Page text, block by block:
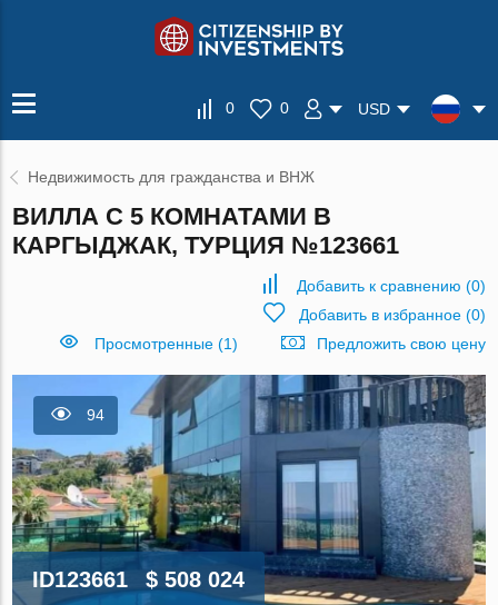
0 0 USD
Недвижимость для гражданства и ВНЖ
ВИЛЛА С 5 КОМНАТАМИ В
КАРГЫДЖАК, ТУРЦИЯ №123661
Добавить к сравнению (0)
Добавить в избранное(0)
Просмотренные (1)
Предложить свою цену
94
ID123661 $ 508 024